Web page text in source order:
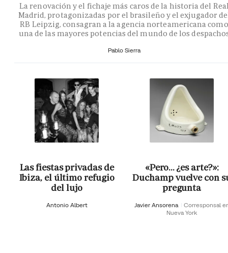
La renovación y el fichaje más caros de la historia del
Madrid, protagonizadas por el brasileño y el exjugador
RB Leipzig, consagran a la agencia norteamericana como
una de las mayores potencias del mundo de los
Pablo Sierra
Las fiestas privadas de
Ibiza, el último refugio
del lujo
Antonio Albert
«Pero… ¿es arte?»:
Duchamp vuelve con
pregunta
Javier Ansorena
Corresponsal
Nueva York